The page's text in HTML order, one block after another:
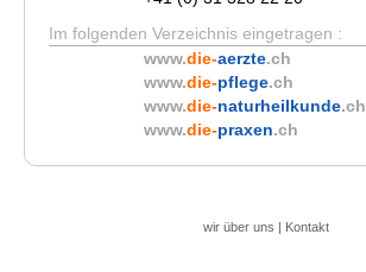
Im folgenden Verzeichnis eingetragen :
www.die-aerzte.ch
www.die-pflege.ch
www.die-naturheilkunde.ch
www.die-praxen.ch
wir über uns | Kontakt